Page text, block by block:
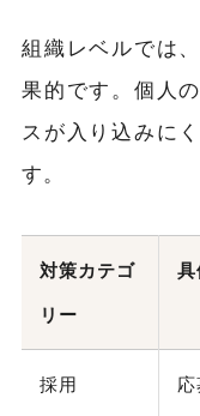
組織レベルでは
果的です。個人
スが入り込みに
す。
対策カテゴ
リー
具
採用